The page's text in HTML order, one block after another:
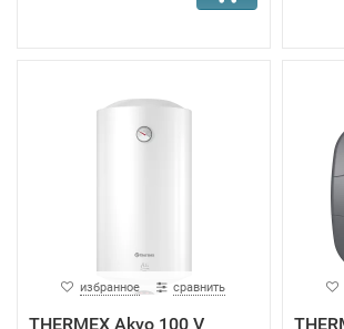
избранное сравнить
THERMEX Akvo 100 V